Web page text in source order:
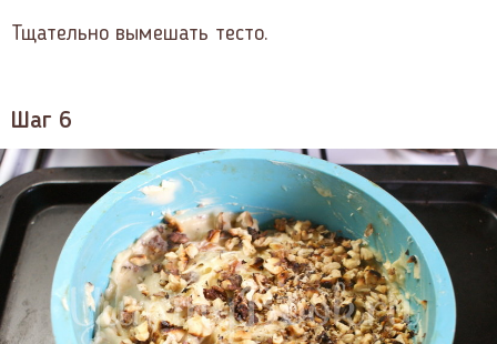
Тщательно вымешать тесто.
Шаг 6